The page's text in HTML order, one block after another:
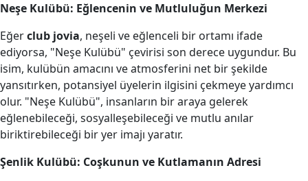
Neşe Kulübü: Eğlencenin ve Mutluluğun Merkezi
Eğerclub jovia, neşeli ve eğlenceli bir ortamı ifade
ediyorsa, "Neşe Kulübü" çevirisi son derece uygundur. Bu
isim, kulübün amacını ve atmosferini net bir şekilde
yansıtırken, potansiyel üyelerin ilgisini çekmeye yardımcı
olur. "Neşe Kulübü", insanların bir araya gelerek
eğlenebileceği, sosyalleşebileceği ve mutlu anılar
biriktirebileceği bir yer imajı yaratır.
Şenlik Kulübü: Coşkunun ve Kutlamanın Adresi